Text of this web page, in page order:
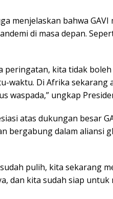
menjelaskan bahwa
di masa depan.
peringatan, kita tidak
waktu. Di Afrika sekarang
waspada,” ungkap
atas dukungan besar
bergabung dalam aliansi
pulih, kita sekarang
dan kita sudah siap untuk